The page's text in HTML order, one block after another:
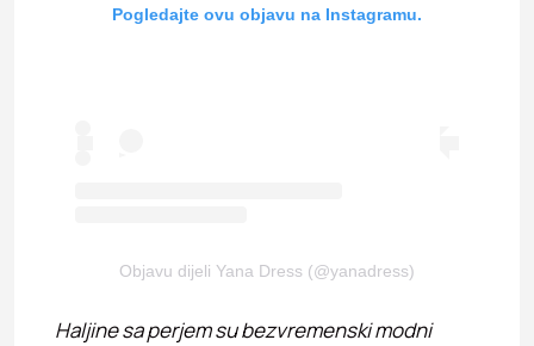
Pogledajte ovu objavu na Instagramu.
Objavu dijeli Yana Dress (@yanadress)
Haljine sa perjem su bezvremenski modni